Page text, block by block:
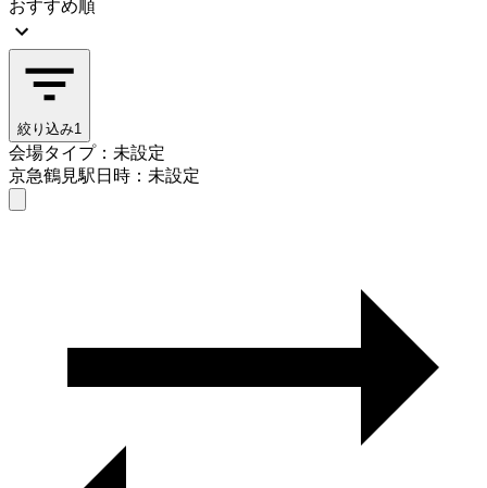
おすすめ順
絞り込み1
会場タイプ：未設定
京急鶴見駅日時：未設定